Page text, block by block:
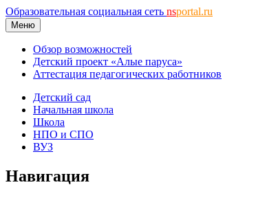
Образовательная социальная сеть nsportal.ru
Меню
Обзор возможностей
Детский проект «Алые паруса»
Аттестация педагогических работников
Детский сад
Начальная школа
Школа
НПО и СПО
ВУЗ
Навигация